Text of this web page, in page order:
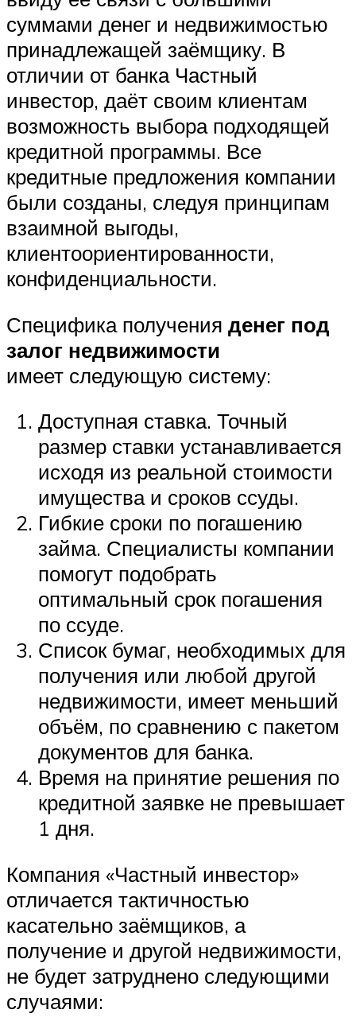
суммами денег и недвижимостью
принадлежащей заёмщику. В
отличии от банка Частный
инвестор, даёт своим клиентам
возможность выбора подходящей
кредитной программы. Все
кредитные предложения компании
были созданы, следуя принципам
взаимной выгоды,
клиентоориентированности,
конфиденциальности.
Специфика получения денег под
залог недвижимости
имеет следующую систему:
Доступная ставка. Точный
размер ставки устанавливается
исходя из реальной стоимости
имущества и сроков ссуды.
Гибкие сроки по погашению
займа. Специалисты компании
помогут подобрать
оптимальный срок погашения
по ссуде.
Список бумаг, необходимых для
получения или любой другой
недвижимости, имеет меньший
объём, по сравнению с пакетом
документов для банка.
Время на принятие решения по
кредитной заявке не превышает
1 дня.
Компания «Частный инвестор»
отличается тактичностью
касательно заёмщиков, а
получение и другой недвижимости,
не будет затруднено следующими
случаями: